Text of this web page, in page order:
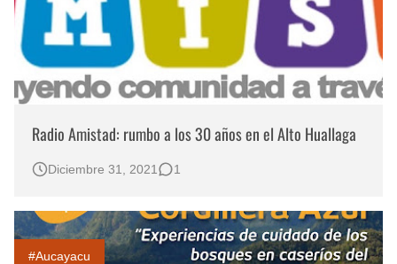
Radio Amistad: rumbo a los 30 años en el Alto Huallaga
Diciembre 31, 2021 1
#Aucayacu